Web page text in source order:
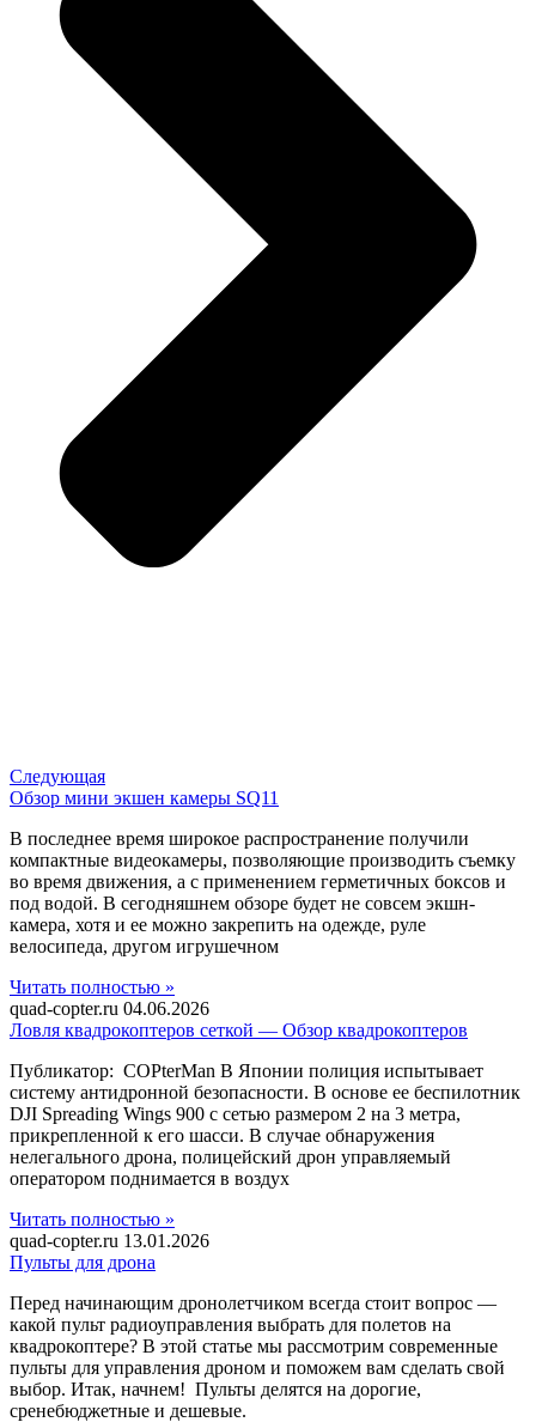
Следующая
Обзор мини экшен камеры SQ11
В последнее время широкое распространение получили
компактные видеокамеры, позволяющие производить съемку
во время движения, а с применением герметичных боксов и
под водой. В сегодняшнем обзоре будет не совсем экшн-
камера, хотя и ее можно закрепить на одежде, руле
велосипеда, другом игрушечном
Читать полностью »
quad-copter.ru 04.06.2026
Ловля квадрокоптеров сеткой — Обзор квадрокоптеров
Публикатор: COPterMan В Японии полиция испытывает
систему антидронной безопасности. В основе ее беспилотник
DJI Spreading Wings 900 с сетью размером 2 на 3 метра,
прикрепленной к его шасси. В случае обнаружения
нелегального дрона, полицейский дрон управляемый
оператором поднимается в воздух
Читать полностью »
quad-copter.ru 13.01.2026
Пульты для дрона
Перед начинающим дронолетчиком всегда стоит вопрос —
какой пульт радиоуправления выбрать для полетов на
квадрокоптере? В этой статье мы рассмотрим современные
пульты для управления дроном и поможем вам сделать свой
выбор. Итак, начнем! Пульты делятся на дорогие,
сренебюджетные и дешевые.